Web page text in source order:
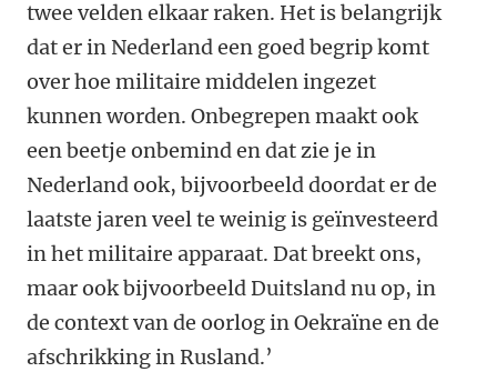
twee velden elkaar raken. Het is belangrijk
dat er in Nederland een goed begrip komt
over hoe militaire middelen ingezet
kunnen worden. Onbegrepen maakt ook
een beetje onbemind en dat zie je in
Nederland ook, bijvoorbeeld doordat er de
laatste jaren veel te weinig is geïnvesteerd
in het militaire apparaat. Dat breekt ons,
maar ook bijvoorbeeld Duitsland nu op, in
de context van de oorlog in Oekraïne en de
afschrikking in Rusland.’